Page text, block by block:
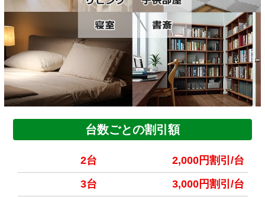
台数ごとの割引額
2台
2,000円割引/台
3台
3,000円割引/台